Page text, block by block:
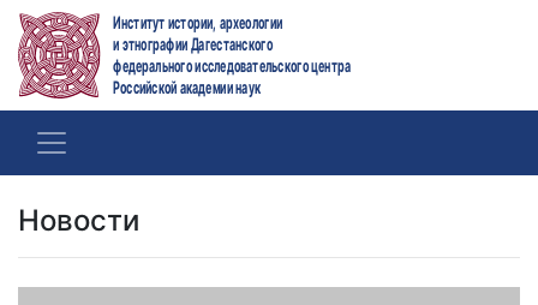
Институт истории, археологии
и этнографии Дагестанского
федерального исследовательского центра
Российской академии наук
Новости